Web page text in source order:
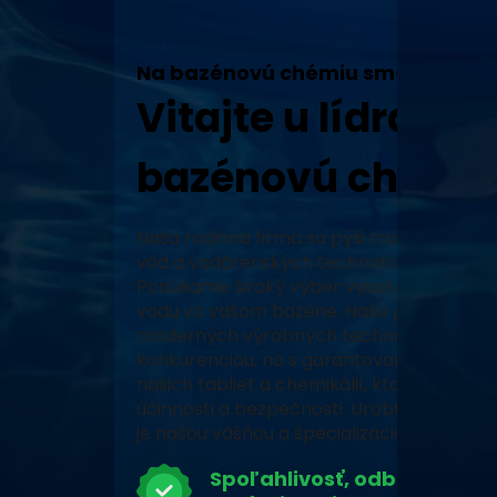
Na bazénovú chémiu sme tu my!
Vitajte u lídra v
bazénovú
Naša rodinná firma sa pýši tradíciou,
vôd a vodárenských technológií a
Ponúkame široký výber vysoko
vodu vo vašom bazéne. Naše produkty,
moderných výrobných technológiách,
konkurenciou, no s garantovaným
našich tabliet a chemikálií, ktoré prešli
účinnosti a bezpečnosti. Urobte z
je našou vášňou a špecializáciou.
Spoľahlivosť, odbornosť a